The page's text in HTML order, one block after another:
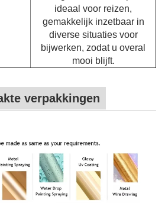
ideaal voor reizen,
gemakkelijk inzetbaar in
diverse situaties voor
bijwerken, zodat u overal
mooi blijft.
verpakkingen